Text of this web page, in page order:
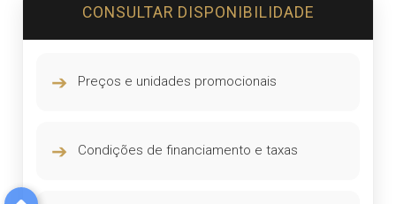
CONSULTAR DISPONIBILIDADE
➔ Preços e unidades promocionais
➔ Condições de financiamento e taxas